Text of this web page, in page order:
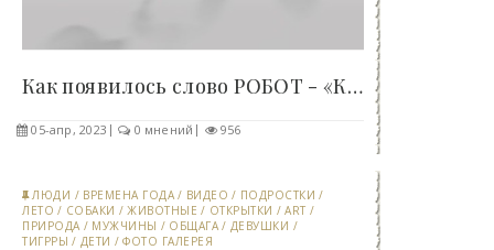
Как появилось слово РОБОТ - «Клуб - Юмора»..
05-апр, 2023 0 мнений 956
ЛЮДИ / ВРЕМЕНА ГОДА / ВИДЕО / ПОДРОСТКИ /
ЛЕТО / СОБАКИ /ЖИВОТНЫЕ / ОТКРЫТКИ /ART /
ПРИРОДА / МУЖЧИНЫ / ОБЩАГА / ДЕВУШКИ /
ТИГРРЫ / ДЕТИ /ФОТО ГАЛЕРЕЯ